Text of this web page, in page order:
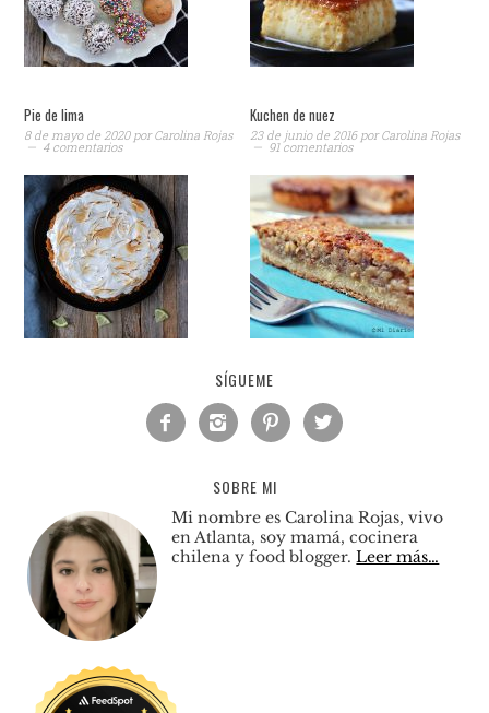
Pie de lima
8 de mayo de 2020porCarolina Rojas
4 comentarios
Kuchen de nuez
23 de junio de 2016porCarolina Rojas
91 comentarios
SÍGUEME
   
SOBRE MI
Mi nombre es Carolina Rojas, vivo
en Atlanta, soy mamá, cocinera
chilena y food blogger.Leer más…